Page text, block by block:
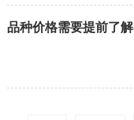
品种价格需要提前了解